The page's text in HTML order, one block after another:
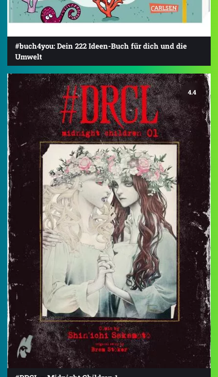
#buch4you: Dein 222 Ideen-Buch für dich und die
Umwelt
4.4